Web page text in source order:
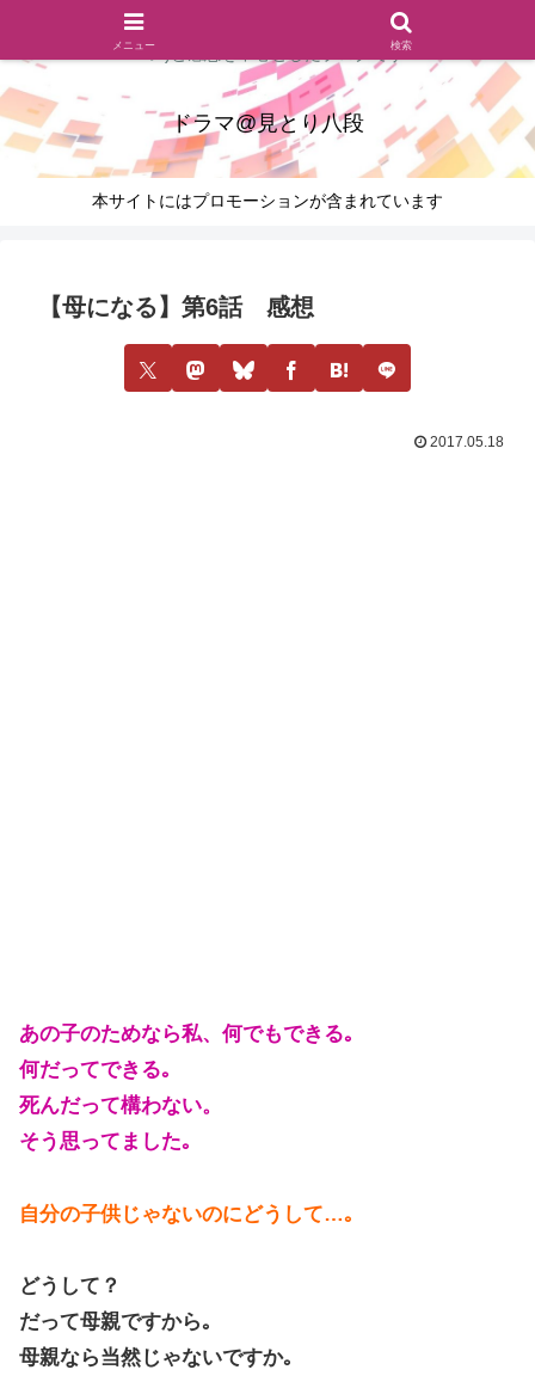
ドラマのシーンとセリフを切り取ったあらすじレビュー(復習ネタ
バレ)と感想を中心としたブログです
ドラマ@見とり八段
本サイトにはプロモーションが含まれています
【母になる】第6話 感想
2017.05.18
あの子のためなら私、何でもできる｡
何だってできる｡
死んだって構わない。
そう思ってました｡
自分の子供じゃないのにどうして…｡
どうして？
だって母親ですから｡
母親なら当然じゃないですか｡
メニュー 検索